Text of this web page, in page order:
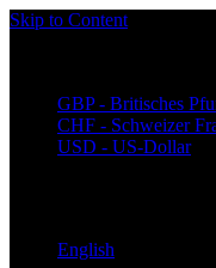
Skip to Content
GBP - Britisches
CHF - Schweizer
USD - US-Dollar
English